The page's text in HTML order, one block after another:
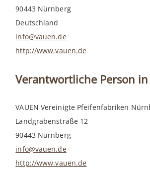
90443 Nürnberg
Deutschland
info@vauen.de
http://www.vauen.de
Verantwortliche Person in
VAUEN Vereinigte Pfeifenfabriken
Landgrabenstraße 12
90443 Nürnberg
info@vauen.de
http://www.vauen.de